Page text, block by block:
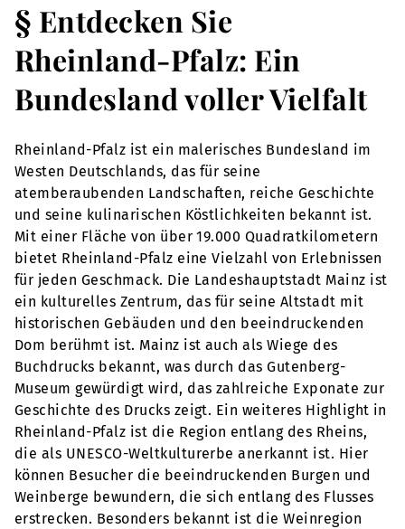
§ Entdecken Sie
Rheinland-Pfalz: Ein
Bundesland voller Vielfalt
Rheinland-Pfalz ist ein malerisches Bundesland im
Westen Deutschlands, das für seine
atemberaubenden Landschaften, reiche Geschichte
und seine kulinarischen Köstlichkeiten bekannt ist.
Mit einer Fläche von über 19.000 Quadratkilometern
bietet Rheinland-Pfalz eine Vielzahl von Erlebnissen
für jeden Geschmack. Die Landeshauptstadt Mainz ist
ein kulturelles Zentrum, das für seine Altstadt mit
historischen Gebäuden und den beeindruckenden
Dom berühmt ist. Mainz ist auch als Wiege des
Buchdrucks bekannt, was durch das Gutenberg-
Museum gewürdigt wird, das zahlreiche Exponate zur
Geschichte des Drucks zeigt. Ein weiteres Highlight in
Rheinland-Pfalz ist die Region entlang des Rheins,
die als UNESCO-Weltkulturerbe anerkannt ist. Hier
können Besucher die beeindruckenden Burgen und
Weinberge bewundern, die sich entlang des Flusses
erstrecken. Besonders bekannt ist die Weinregion